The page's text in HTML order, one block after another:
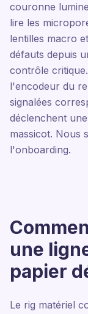
couronne
lire les
lentilles macro
défauts depuis
contrôle
l'encodeur du
signalées
déclenchent
massicot. Nous
l'onboarding.
une
papier
Le rig matériel